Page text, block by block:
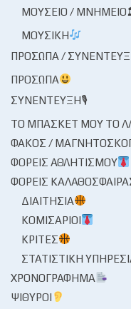
ΜΟΥΣΕΊΟ /
ΜΟΥΣΙΚΉ
ΠΡΌΣΩΠΑ /
ΠΡΌΣΩΠΑ
ΣΥΝΈΝΤΕΥΞΗ🎙
ΤΟ ΜΠΆΣΚΕΤ ΜΟΥ ΤΟ
ΦΑΚΌΣ /
ΦΟΡΕΊΣ ΑΘΛΗΤΙΣΜΟΎ
ΦΟΡΕΊΣ
ΔΙΑΙΤΗΣΊΑ
ΚΟΜΙΣΆΡΙΟΙ
ΚΡΙΤΈΣ
ΣΤΑΤΙΣΤΙΚΉ
ΧΡΟΝΟΓΡΆΦΗΜΑ
ΨΊΘΥΡΟΙ